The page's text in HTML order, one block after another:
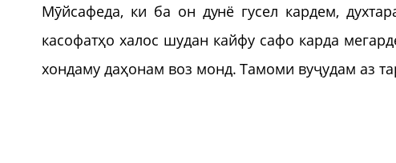
Мӯйсафеда, ки ба он дунё гусел кардем,
касофатҳо халос шудан кайфу сафо карда
хондаму даҳонам воз монд. Тамоми вуҷудам аз